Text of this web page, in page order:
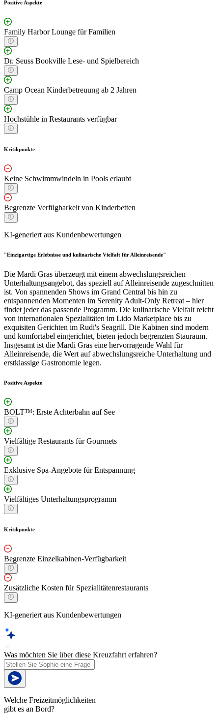
Positive Aspekte
Family Harbor Lounge für Familien
Dr. Seuss Bookville Lese- und Spielbereich
Camp Ocean Kinderbetreuung ab 2 Jahren
Hochstühle in Restaurants verfügbar
Kritikpunkte
Keine Schwimmwindeln in Pools erlaubt
Begrenzte Verfügbarkeit von Kinderbetten
KI-generiert aus Kundenbewertungen
"Einzigartige Erlebnisse und kulinarische Vielfalt für Alleinreisende"
Die Mardi Gras überzeugt mit einem abwechslungsreichen
Unterhaltungsangebot, das speziell auf Alleinreisende zugeschnitten
ist. Von spannenden Shows im Grand Central bis hin zu
entspannenden Momenten im Serenity Adult-Only Retreat – hier
findet jeder das passende Programm. Die kulinarische Vielfalt reicht
von internationalen Spezialitäten im Lido Marketplace bis zu
exquisiten Gerichten im Rudi's Seagrill. Die Kabinen sind modern
und komfortabel eingerichtet, bieten jedoch begrenzten Stauraum.
Insgesamt ist die Mardi Gras eine hervorragende Wahl für
Alleinreisende, die Wert auf abwechslungsreiche Unterhaltung und
erstklassige Gastronomie legen.
Positive Aspekte
BOLT™: Erste Achterbahn auf See
Vielfältige Restaurants für Gourmets
Exklusive Spa-Angebote für Entspannung
Vielfältiges Unterhaltungsprogramm
Kritikpunkte
Begrenzte Einzelkabinen-Verfügbarkeit
Zusätzliche Kosten für Spezialitätenrestaurants
KI-generiert aus Kundenbewertungen
Was möchten Sie über diese Kreuzfahrt erfahren?
Welche Freizeitmöglichkeiten
gibt es an Bord?